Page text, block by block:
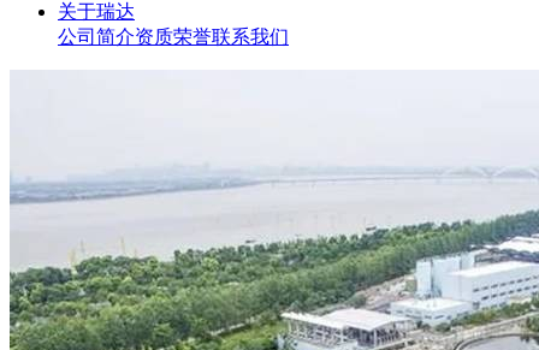
关于瑞达
公司简介资质荣誉联系我们